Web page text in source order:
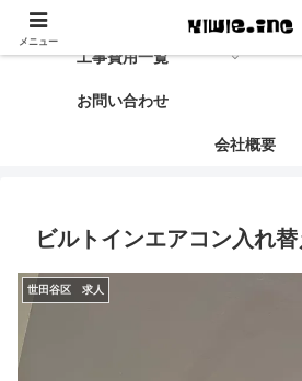
株式会社キウィ
工事費用一覧
お問い合わせ
会社概要
ビルトインエアコン入れ
世田谷区 求人
メニュー